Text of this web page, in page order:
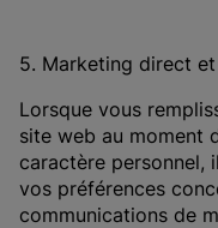
5. Marketing direct
Lorsque vous
site web au moment
caractère personnel,
vos préférences
communications de